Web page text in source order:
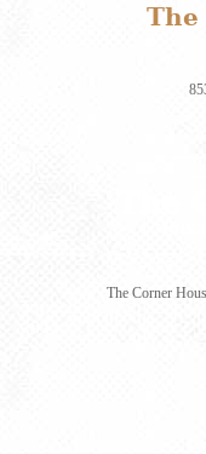
The
The Corner